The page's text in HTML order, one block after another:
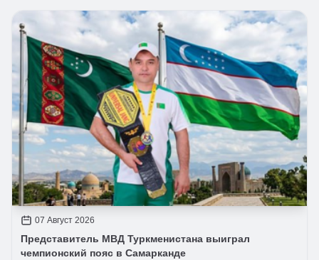
07 Август 2026
Представитель МВД Туркменистана выиграл
чемпионский пояс в Самарканде